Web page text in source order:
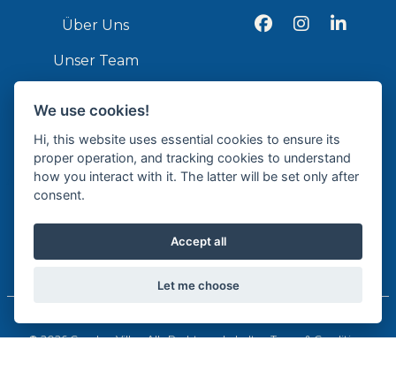
Über Uns
Unser Team
Kontakt
FacebookInstagramLinkedIn
Zertifizierte Immobilienagentur - API GR337
© 2026 Cumbre Villas. Alle Rechte vorbehalten.Terms & Conditions
We use cookies!
Hi, this website uses essential cookies to ensure its
proper operation, and tracking cookies to understand
how you interact with it. The latter will be set only after
consent.
Accept all
Let me choose